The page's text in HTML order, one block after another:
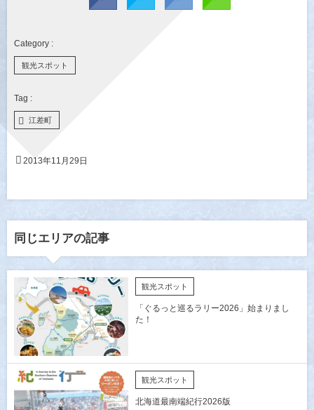
観光スポット
江差町
2013年11月29日
同じエリアの記事
観光スポット
「ぐるっと巡るラリー2026」始まりまし
た！
観光スポット
北海道最南端紀行2026版